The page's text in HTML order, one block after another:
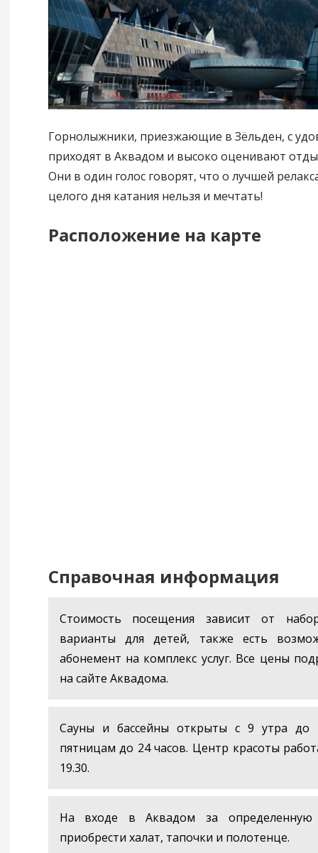
Горнолыжники, приезжающие в Зёльден, с
приходят в Аквадом и высоко оценивают
Они в один голос говорят, что о лучшей
целого дня катания нельзя и мечтать!
Расположение на карте
Справочная информация
Стоимость посещения зависит от
варианты для детей, также есть
абонемент на комплекс услуг. Все цены
на сайте Аквадома.
Сауны и бассейны открыты с 9 утра до
пятницам до 24 часов. Центр красоты
19.30.
На входе в Аквадом за
приобрести халат, тапочки и полотенце.